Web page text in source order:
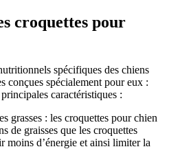
croquettes pour
spécifiques des chiens
conçues spécialement pour eux :
caractéristiques :
grasses : les croquettes pour chien
de graisses que les croquettes
moins d’énergie et ainsi limiter la